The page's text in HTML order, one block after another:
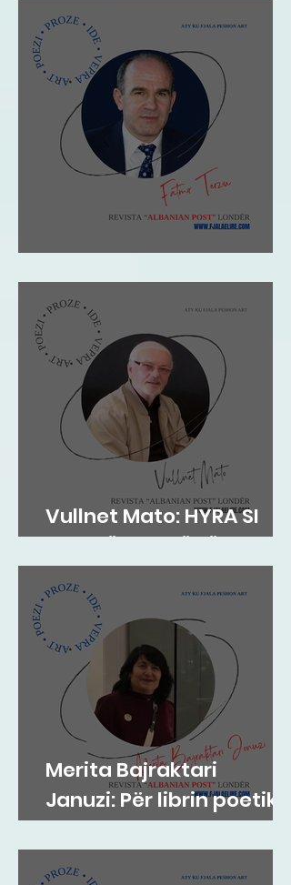
Fatmir Terziu: Shqipja
Vullnet Mato: HYRA SI
ZOG NË FOLENË TËNDE
Merita Bajraktari
Januzi: Për librin poetik
”Teh nate” të Hazir
Mehmetit